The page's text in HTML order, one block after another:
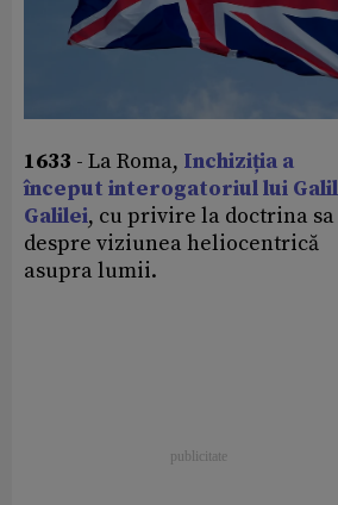
1633 - La Roma, Inchiziția a
început interogatoriul lui
Galilei, cu privire la doctrina sa
despre viziunea heliocentrică
asupra lumii.